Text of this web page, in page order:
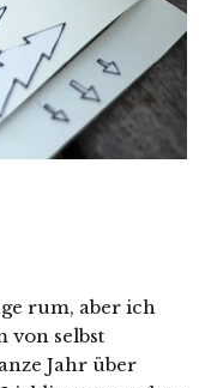
rum, aber ich
von selbst
Jahr über